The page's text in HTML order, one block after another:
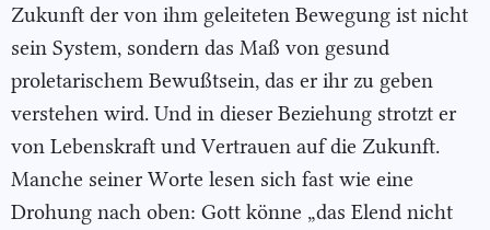
Zukunft der von ihm geleiteten Bewegung ist nicht
sein System, sondern das Maß von gesund
proletarischem Bewußtsein, das er ihr zu geben
verstehen wird. Und in dieser Beziehung strotzt er
von Lebenskraft und Vertrauen auf die Zukunft.
Manche seiner Worte lesen sich fast wie eine
Drohung nach oben: Gott könne „das Elend nicht